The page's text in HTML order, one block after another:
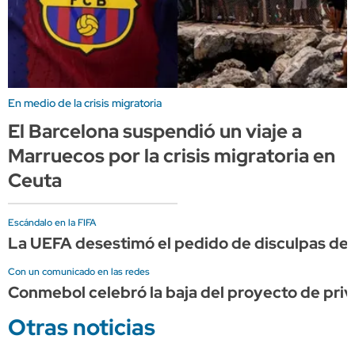
En medio de la crisis migratoria
El Barcelona suspendió un viaje a
Marruecos por la crisis migratoria en
Ceuta
Escándalo en la FIFA
La UEFA desestimó el pedido de disculpas
Con un comunicado en las redes
Conmebol celebró la baja del proyecto de
Otras noticias